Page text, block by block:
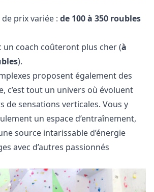
de prix variée : de 100 à 350 roubles
un coach coûteront plus cher (à
).
proposent également des
c’est tout un univers où évoluent
de sensations verticales. Vous y
un espace d’entraînement,
source intarissable d’énergie
avec d’autres passionnés